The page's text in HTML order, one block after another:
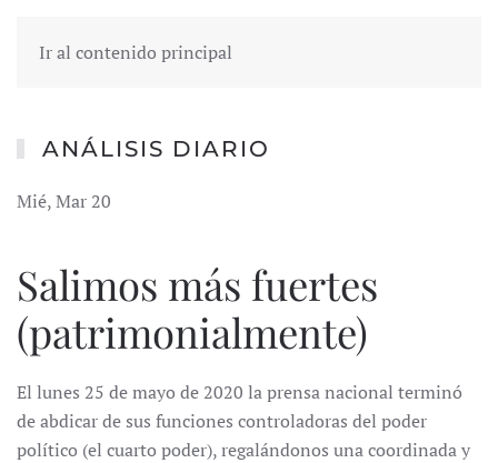
Ir al contenido principal
ANÁLISIS DIARIO
Mié, Mar 20
Salimos más fuertes
(patrimonialmente)
El lunes 25 de mayo de 2020 la prensa nacional terminó
de abdicar de sus funciones controladoras del poder
político (el cuarto poder), regalándonos una coordinada y